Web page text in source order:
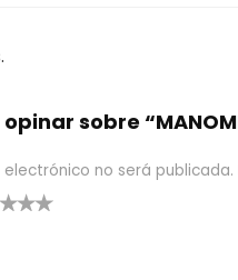
sobre
no será publicada.